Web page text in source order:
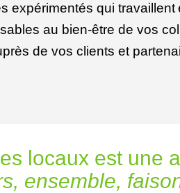
expérimentés qui travaillent
au bien-être de vos
de vos clients et
locaux est une
ensemble,